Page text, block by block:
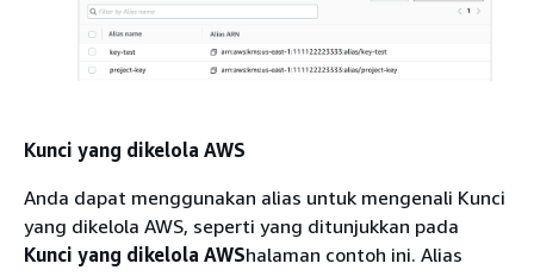
Kunci yang dikelola AWS
Anda dapat menggunakan alias untuk mengenali Kunci
yang dikelola AWS, seperti yang ditunjukkan pada
Kunci yang dikelola AWShalaman contoh ini. Alias